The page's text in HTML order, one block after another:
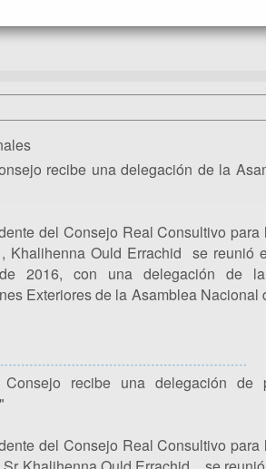
recibe una delegación de la
del Consejo Real Consultivo para
Khalihenna Ould Errachid se reunió
2016, con una delegación de
Exteriores de la Asamblea Nacional
recibe una delegación de
del Consejo Real Consultivo para